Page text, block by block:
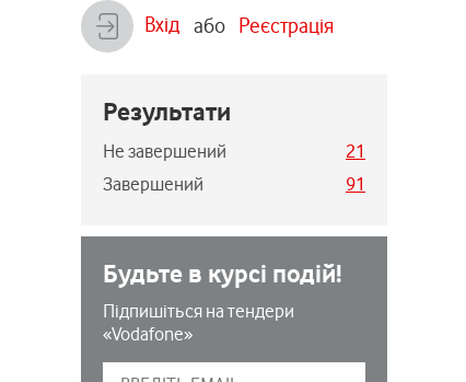
Вхід або Реєстрація
Результати
Не завершений
21
Завершений
91
Будьте в курсі подій!
Підпишіться на тендери
«Vodafone»